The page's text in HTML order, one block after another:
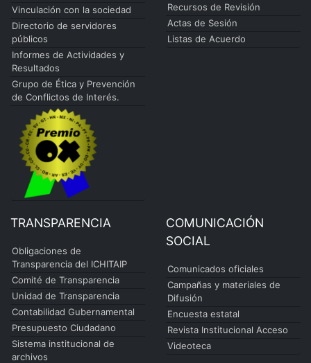
Vinculación con la sociedad
Directorio de servidores
públicos
Informes de Actividades y
Resultados
Grupo de Ética y Prevención
de Conflictos de Interés.
Recursos de Revisión
Actas de Sesión
Listas de Acuerdo
TRANSPARENCIA
Obligaciones de
Transparencia del ICHITAIP
Comité de Transparencia
Unidad de Transparencia
Contabilidad Gubernamental
Presupuesto Ciudadano
Sistema institucional de
archivos
COMUNICACIÓN
SOCIAL
Comunicados oficiales
Campañas y materiales de
Difusión
Encuesta estatal
Revista Institucional Acceso
Videoteca